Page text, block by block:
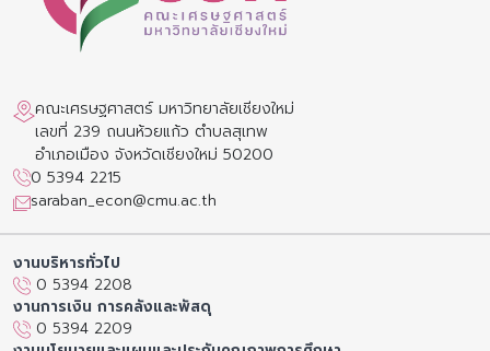
คณะเศรษฐศาสตร์ มหาวิทยาลัยเชียงใหม่
เลขที่ 239 ถนนห้วยแก้ว ตำบลสุเทพ
อำเภอเมือง จังหวัดเชียงใหม่ 50200
0 5394 2215
saraban_econ@cmu.ac.th
งานบริหารทั่วไป
0 5394 2208
งานการเงิน การคลังและพัสดุ
0 5394 2209